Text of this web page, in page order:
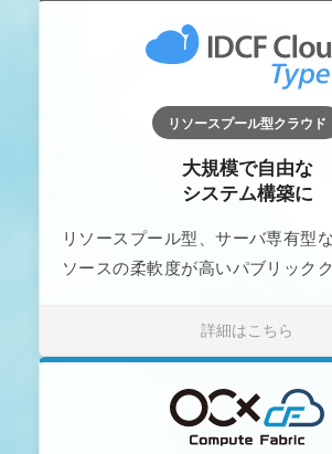
リソースプール型クラウド
大規模で自由な
システム構築に
リソースプール型、サーバ専有型
ソースの柔軟度が高いパブリックク
詳細はこちら